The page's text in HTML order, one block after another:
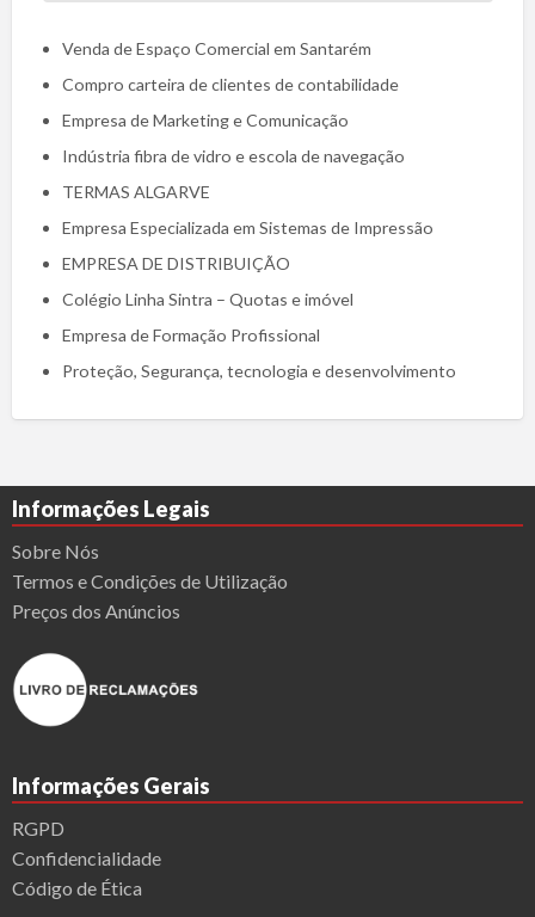
Venda de Espaço Comercial em Santarém
Compro carteira de clientes de contabilidade
Empresa de Marketing e Comunicação
Indústria fibra de vidro e escola de navegação
TERMAS ALGARVE
Empresa Especializada em Sistemas de Impressão
EMPRESA DE DISTRIBUIÇÃO
Colégio Linha Sintra – Quotas e imóvel
Empresa de Formação Profissional
Proteção, Segurança, tecnologia e desenvolvimento
Informações Legais
Sobre Nós
Termos e Condições de Utilização
Preços dos Anúncios
Informações Gerais
RGPD
Confidencialidade
Código de Ética